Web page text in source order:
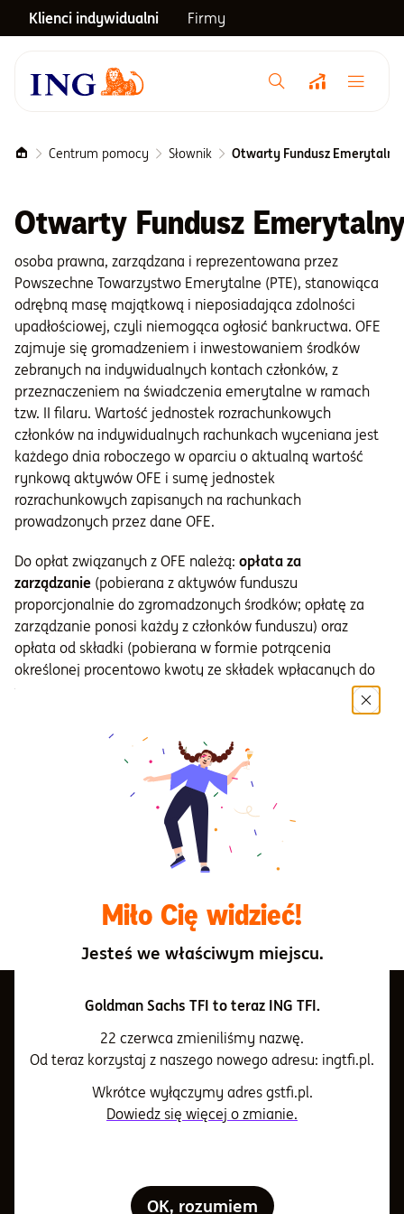
Klienci indywidualni Firmy
Menu główne
Notowania
Emerytura
Inwestycje
Blog
Centrum pomocy
Informacje i dokumenty
O nas
Otwórz konto
Zaloguj
Centrum pomocy Słownik Otwarty Fundusz Emerytalny
Otwarty Fundusz
osoba prawna, zarządzana i reprezentowana przez
Powszechne Towarzystwo Emerytalne (PTE), stanowiąca
odrębną masę majątkową i nieposiadająca zdolności
upadłościowej, czyli niemogąca ogłosić bankructwa. OFE
zajmuje się gromadzeniem i inwestowaniem środków
zebranych na indywidualnych kontach członków, z
przeznaczeniem na świadczenia emerytalne w ramach
tzw. II filaru. Wartość jednostek rozrachunkowych
członków na indywidualnych rachunkach wyceniana jest
każdego dnia roboczego w oparciu o aktualną wartość
rynkową aktywów OFE i sumę jednostek
rozrachunkowych zapisanych na rachunkach
prowadzonych przez dane OFE.
Do opłat związanych z OFE należą: opłata za
zarządzanie (pobierana z aktywów funduszu
proporcjonalnie do zgromadzonych środków; opłatę za
zarządzanie ponosi każdy z członków funduszu) oraz
opłata od składki (pobierana w formie potrącenia
określonej procentowo kwoty ze składek wpłacanych do
funduszu).
Środki zgromadzone w OFE podlegają dziedziczeniu bądź
nabyciu dyspozycji przez daną osobę w przypadku śmierci
właściciela rachunku. Dodatkowo członek OFE wyznacza
osoby uposażone, którym zostają przekazywane środki z
OFE po jego śmierci, bez względu na status dziedziczenia
spadku. OFE podlegają nadzorowi państwa
sprawowanemu przez Komisję Nadzoru Finansowego.
Wróć do listy pojęć
O nas
Nasza firma
Informacje o Towarzystwie
Informacje i dokumenty
Aktualności i komunikaty
Miło Cię widzieć!
Jesteś we właściwym miejscu.
Goldman Sachs TFI to teraz ING TFI.
22 czerwca zmieniliśmy nazwę.
Od teraz korzystaj z naszego nowego adresu: ingtfi.pl.
Wkrótce wyłączymy adres gstfi.pl.
Dowiedz się więcej o zmianie.
OK, rozumiem